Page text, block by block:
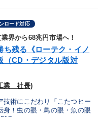
ロード対応
界から68兆円市場へ！
ち残る《ローテク・イノ
（CD・デジタル版対
業 社長)
技術にこだわり「こたつヒー
身！虫の眼・鳥の眼・魚の眼